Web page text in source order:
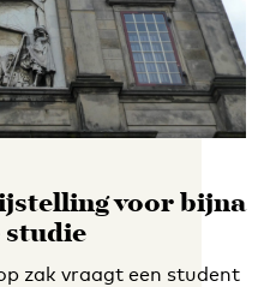
voor bijna
zak vraagt een student